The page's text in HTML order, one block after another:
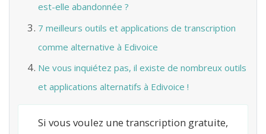
est-elle abandonnée ?
7 meilleurs outils et applications de transcription
comme alternative à Edivoice
Ne vous inquiétez pas, il existe de nombreux outils
et applications alternatifs à Edivoice !
Si vous voulez une transcription gratuite,